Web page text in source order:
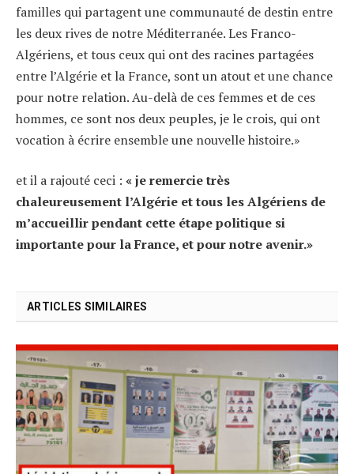
familles qui partagent une communauté de destin entre
les deux rives de notre Méditerranée. Les Franco-
Algériens, et tous ceux qui ont des racines partagées
entre l’Algérie et la France, sont un atout et une chance
pour notre relation. Au-delà de ces femmes et de ces
hommes, ce sont nos deux peuples, je le crois, qui ont
vocation à écrire ensemble une nouvelle histoire.»
et il a rajouté ceci : « je remercie très
chaleureusement l’Algérie et tous les Algériens de
m’accueillir pendant cette étape politique si
importante pour la France, et pour notre avenir.»
ARTICLES SIMILAIRES